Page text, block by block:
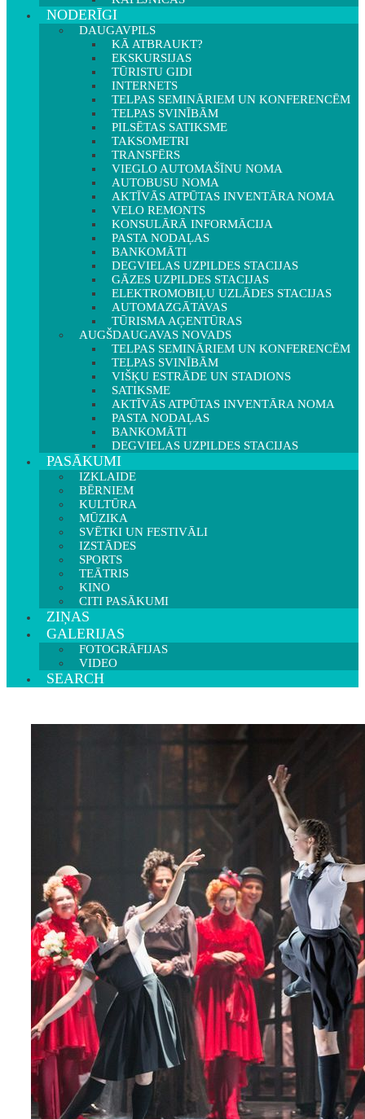
NODERĪGI
DAUGAVPILS
KĀ ATBRAUKT?
EKSKURSIJAS
TŪRISTU GIDI
INTERNETS
TELPAS SEMINĀRIEM UN KONFERENCĒM
TELPAS SVINĪBĀM
PILSĒTAS SATIKSME
TAKSOMETRI
TRANSFĒRS
VIEGLO AUTOMAŠĪNU NOMA
AUTOBUSU NOMA
AKTĪVĀS ATPŪTAS INVENTĀRA NOMA
VELO REMONTS
KONSULĀRĀ INFORMĀCIJA
PASTA NODAĻAS
BANKOMĀTI
DEGVIELAS UZPILDES STACIJAS
GĀZES UZPILDES STACIJAS
ELEKTROMOBIĻU UZLĀDES STACIJAS
AUTOMAZGĀTAVAS
TŪRISMA AĢENTŪRAS
AUGŠDAUGAVAS NOVADS
TELPAS SEMINĀRIEM UN KONFERENCĒM
TELPAS SVINĪBĀM
VIŠĶU ESTRĀDE UN STADIONS
SATIKSME
AKTĪVĀS ATPŪTAS INVENTĀRA NOMA
PASTA NODAĻAS
BANKOMĀTI
DEGVIELAS UZPILDES STACIJAS
PASĀKUMI
IZKLAIDE
BĒRNIEM
KULTŪRA
MŪZIKA
SVĒTKI UN FESTIVĀLI
IZSTĀDES
SPORTS
TEĀTRIS
KINO
CITI PASĀKUMI
ZIŅAS
GALERIJAS
FOTOGRĀFIJAS
VIDEO
SEARCH